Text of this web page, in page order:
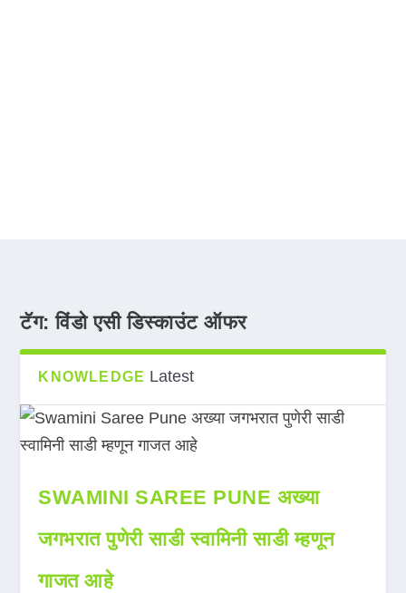
टॅग:विंडो एसी डिस्काउंट ऑफर
KNOWLEDGE Latest
SWAMINI SAREE PUNE अख्या
जगभरात पुणेरी साडी स्वामिनी साडी म्हणून
गाजत आहे